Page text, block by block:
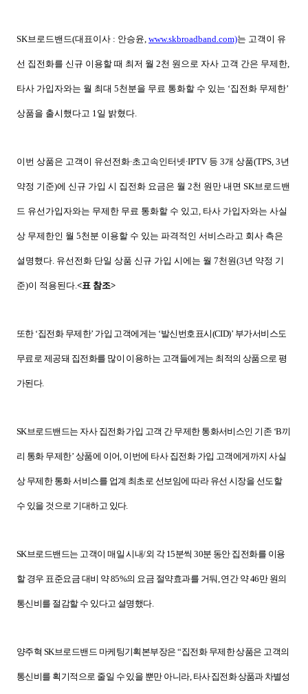
SK브로드밴드(대표이사 : 안승윤 www.skbroadband.com)는 고객이 유
선 집전화를 신규 이용할 때 최저 월 2천 원으로 자사 고객 간은 무제한
타사 가입자와는 월 최대 5천분을 무료 통화할 수 있는 ‘집전화 무제한’
상품을 출시했다고 1 일 밝혔다
이번 상품은 고객이 유선전화∙초고속인터넷∙IPTV 등 3개 상품(TPS, 3년
약정 기준)에 신규 가입 시 집전화 요금은 월 2천 원만 내면 SK브로드밴
드 유선가입자와는 무제한 무료 통화할 수 있고 타사 가입자와는 사실
상 무제한인 월 5천분 이용할 수 있는 파격적인 서비스라고 회사 측은
설명했다 유선전화 단일 상품 신규 가입 시에는 월 7천원(3년 약정 기
준)이 적용된다 <표 참조>
또한 ‘집전화 무제한’ 가입 고객에게는 ‘발신번호표시(CID)’ 부가서비스도
무료로 제공돼 집전화를 많이 이용하는 고객들에게는 최적의 상품으로 평
가된다.
SK브로드밴드는 자사 집전화 가입 고객 간 무제한 통화서비스인 기존 ‘B끼
리 통화 무제한’ 상품에 이어 이번에 타사 집전화 가입 고객에게까지 사실
상 무제한 통화 서비스를 업계 최초로 선보임에 따라 유선 시장을 선도할
수 있을 것으로 기대하고 있다.
SK브로드밴드는 고객이 매일 시내/외 각15분씩 30분 동안 집전화를 이용
할 경우 표준요금 대비 약85%의 요금 절약효과를 거둬 연간 약46만 원의
통신비를 절감할 수 있다고 설명했다.
양주혁 SK브로드밴드 마케팅기획본부장은 “집전화 무제한 상품은 고객의
통신비를 획기적으로 줄일 수 있을 뿐만 아니라, 타사 집전화 상품과 차별성